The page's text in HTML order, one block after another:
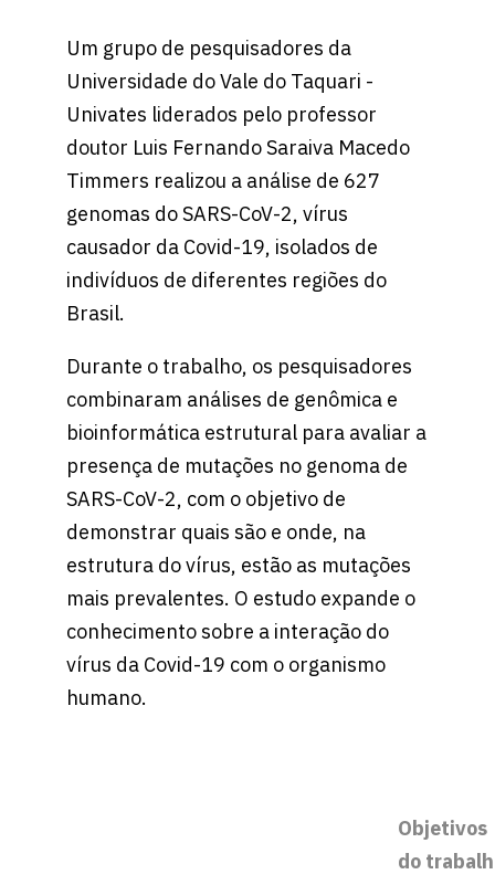
Um grupo de pesquisadores da
Universidade do Vale do Taquari -
Univates liderados pelo professor
doutor Luis Fernando Saraiva Macedo
Timmers realizou a análise de 627
genomas do SARS-CoV-2, vírus
causador da Covid-19, isolados de
indivíduos de diferentes regiões do
Brasil.
Durante o trabalho, os pesquisadores
combinaram análises de genômica e
bioinformática estrutural para avaliar a
presença de mutações no genoma de
SARS-CoV-2, com o objetivo de
demonstrar quais são e onde, na
estrutura do vírus, estão as mutações
mais prevalentes. O estudo expande o
conhecimento sobre a interação do
vírus da Covid-19 com o organismo
humano.
Objetivos
do